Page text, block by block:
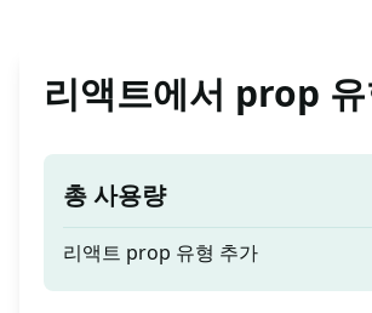
리액트에서 prop 유
총 사용량
리액트 prop 유형 추가